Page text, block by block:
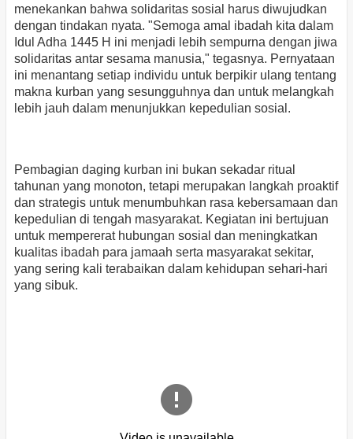
menekankan bahwa solidaritas sosial harus diwujudkan
dengan tindakan nyata. "Semoga amal ibadah kita dalam
Idul Adha 1445 H ini menjadi lebih sempurna dengan jiwa
solidaritas antar sesama manusia," tegasnya. Pernyataan
ini menantang setiap individu untuk berpikir ulang tentang
makna kurban yang sesungguhnya dan untuk melangkah
lebih jauh dalam menunjukkan kepedulian sosial.
Pembagian daging kurban ini bukan sekadar ritual
tahunan yang monoton, tetapi merupakan langkah proaktif
dan strategis untuk menumbuhkan rasa kebersamaan dan
kepedulian di tengah masyarakat. Kegiatan ini bertujuan
untuk mempererat hubungan sosial dan meningkatkan
kualitas ibadah para jamaah serta masyarakat sekitar,
yang sering kali terabaikan dalam kehidupan sehari-hari
yang sibuk.